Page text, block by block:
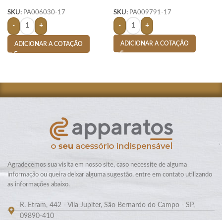
SKU: PA006030-17
- +
ADICIONAR A COTAÇÃO
SKU: PA009791-17
- +
ADICIONAR A COTAÇÃO
Agradecemos sua visita em nosso site, caso necessite de alguma
informação ou queira deixar alguma sugestão, entre em contato utilizando
as informações abaixo.
R. Etram, 442 - Vila Jupiter, São Bernardo do Campo - SP,
09890-410